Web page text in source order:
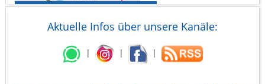
Aktuelle Infos über unsere Kanäle:
| | |